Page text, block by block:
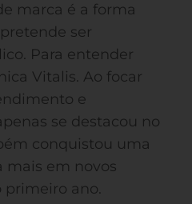
marca é a forma
ser
Para entender
Vitalis. Ao focar
e
se destacou no
conquistou uma
mais em novos
primeiro ano.